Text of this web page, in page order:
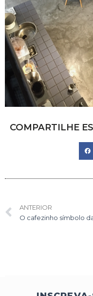
COMPARTILHE
Anterior
ANTERIOR